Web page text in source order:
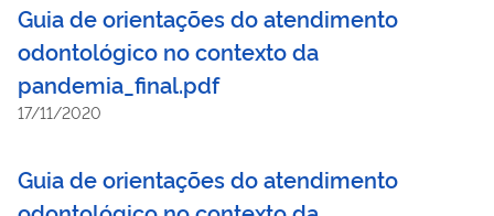
Guia de orientações do atendimento
odontológico no contexto da
pandemia_final.pdf
17/11/2020
Guia de orientações do atendimento